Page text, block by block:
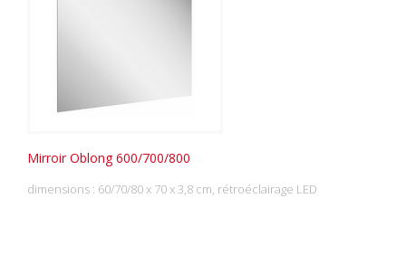
Mirroir Oblong 600/700/800
dimensions : 60/70/80 x 70 x 3,8 cm, rétroéclairage LED